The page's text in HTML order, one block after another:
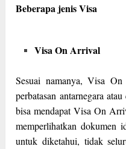
Beberapa jenis Visa
Visa On Arrival
Sesuai namanya, Visa
perbatasan antarnegara
bisa mendapat Visa On
memperlihatkan dokumen
untuk diketahui, tidak